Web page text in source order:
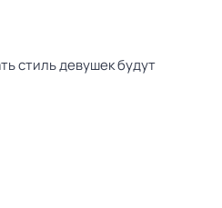
стиль девушек будут